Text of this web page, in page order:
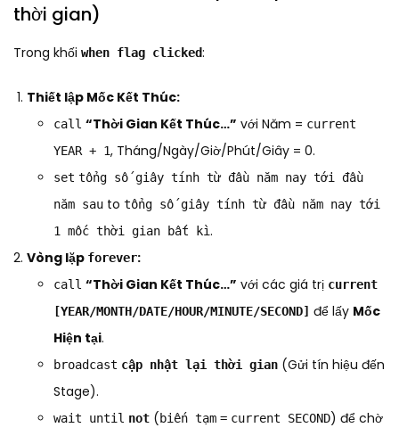
thời gian)
Trong khối when flag clicked:
Thiết lập Mốc Kết Thúc:
call “Thời Gian Kết Thúc…” với Năm = current
YEAR + 1, Tháng/Ngày/Giờ/Phút/Giây = 0.
set tổng số giây tính từ đầu năm nay tới đầu
năm sau to tổng số giây tính từ đầu năm nay tới
1 mốc thời gian bất kì.
Vòng lặp forever:
call “Thời Gian Kết Thúc…” với các giá trị current
[YEAR/MONTH/DATE/HOUR/MINUTE/SECOND] để lấy Mốc
Hiện tại.
broadcast cập nhật lại thời gian (Gửi tín hiệu đến
Stage).
wait until not (biến tạm = current SECOND) để chờ